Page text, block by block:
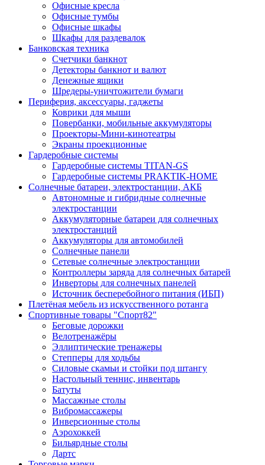
Офисные кресла
Офисные тумбы
Офисные шкафы
Шкафы для раздевалок
Банковская техника
Счетчики банкнот
Детекторы банкнот и валют
Денежные ящики
Шредеры-уничтожители бумаги
Периферия, аксессуары, гаджеты
Коврики для мыши
Повербанки, мобильные аккумуляторы
Проекторы-Мини-кинотеатры
Экраны проекционные
Гардеробные системы
Гардеробные системы TITAN-GS
Гардеробные системы PRAKTIK-HOME
Солнечные батареи, электростанции, АКБ
Автономные и гибридные солнечные
электростанции
Аккумуляторные батареи для солнечных
электростанций
Аккумуляторы для автомобилей
Солнечные панели
Сетевые солнечные электростанции
Контроллеры заряда для солнечных батарей
Инверторы для солнечных панелей
Источник бесперебойного питания (ИБП)
Плетёная мебель из искусственного ротанга
Спортивные товары "Спорт82"
Беговые дорожки
Велотренажёры
Эллиптические тренажеры
Степперы для ходьбы
Силовые скамьи и стойки под штангу
Настольный теннис, инвентарь
Батуты
Массажные столы
Вибромассажеры
Инверсионные столы
Аэрохоккей
Бильярдные столы
Дартс